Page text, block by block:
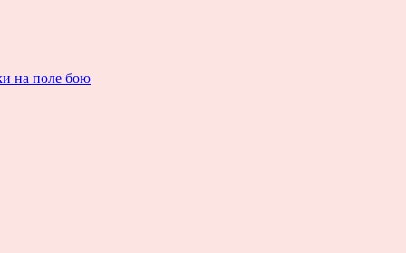
на поле бою